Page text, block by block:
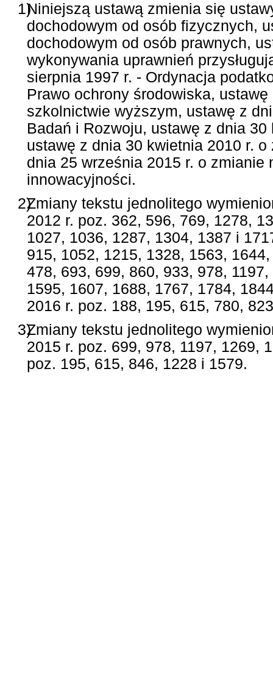
1)Niniejszą ustawą zmienia się
dochodowym od osób fizycznych,
dochodowym od osób prawnych,
wykonywania uprawnień
sierpnia 1997 r. - Ordynacja
Prawo ochrony środowiska,
szkolnictwie wyższym, ustawę z
Badań i Rozwoju, ustawę z dnia
ustawę z dnia 30 kwietnia 2010 r.
dnia 25 września 2015 r. o
innowacyjności.
2)Zmiany tekstu jednolitego
2012 r. poz. 362, 596, 769, 1278,
1027, 1036, 1287, 1304, 1387 i
915, 1052, 1215, 1328, 1563,
478, 693, 699, 860, 933, 978,
1595, 1607, 1688, 1767, 1784,
2016 r. poz. 188, 195, 615, 780,
3)Zmiany tekstu jednolitego
2015 r. poz. 699, 978, 1197, 1269,
poz. 195, 615, 846, 1228 i 1579.